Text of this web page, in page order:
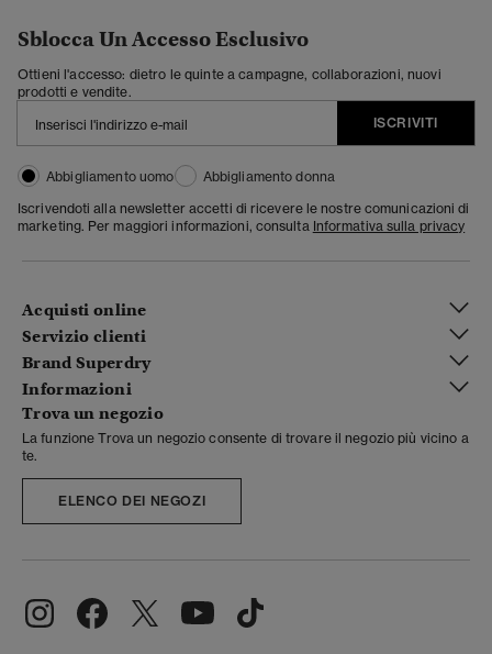
Sblocca Un Accesso Esclusivo
Ottieni l'accesso: dietro le quinte a campagne, collaborazioni, nuovi
prodotti e vendite.
ISCRIVITI
Abbigliamento uomo
Abbigliamento donna
Iscrivendoti alla newsletter accetti di ricevere le nostre comunicazioni di
marketing. Per maggiori informazioni, consulta Informativa sulla privacy
Acquisti online
Servizio clienti
Brand Superdry
Informazioni
Trova un negozio
La funzione Trova un negozio consente di trovare il negozio più vicino a
te.
ELENCO DEI NEGOZI